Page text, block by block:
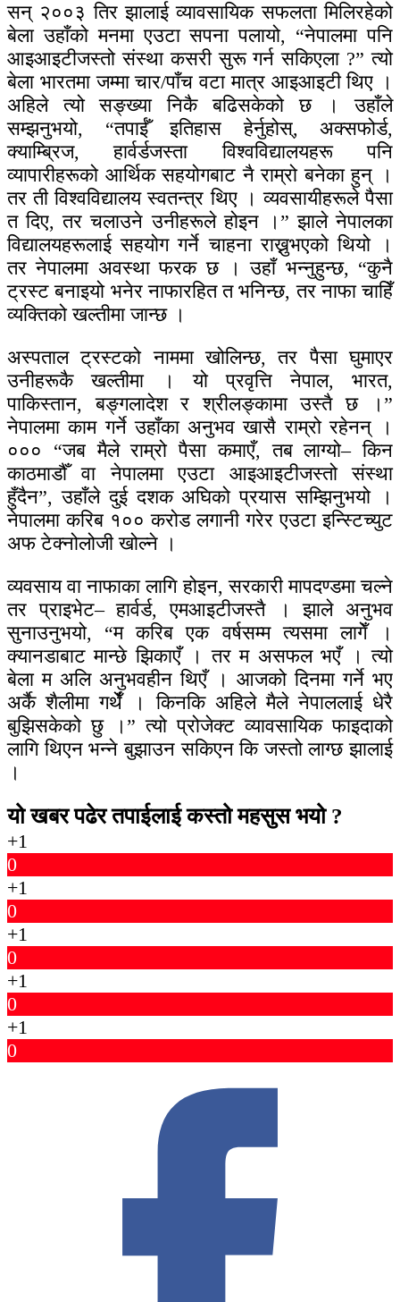
सन् २००३ तिर झालाई व्यावसायिक सफलता मिलिरहेको
बेला उहाँको मनमा एउटा सपना पलायो, “नेपालमा पनि
आइआइटीजस्तो संस्था कसरी सुरू गर्न सकिएला ?” त्यो
बेला भारतमा जम्मा चार/पाँच वटा मात्र आइआइटी थिए ।
अहिले त्यो सङ्ख्या निकै बढिसकेको छ । उहाँले
सम्झनुभयो, “तपाईँ इतिहास हेर्नुहोस्, अक्सफोर्ड,
क्याम्ब्रिज, हार्वर्डजस्ता विश्वविद्यालयहरू पनि
व्यापारीहरूको आर्थिक सहयोगबाट नै राम्रो बनेका हुन् ।
तर ती विश्वविद्यालय स्वतन्त्र थिए । व्यवसायीहरूले पैसा
त दिए, तर चलाउने उनीहरूले होइन ।” झाले नेपालका
विद्यालयहरूलाई सहयोग गर्ने चाहना राख्नुभएको थियो ।
तर नेपालमा अवस्था फरक छ । उहाँ भन्नुहुन्छ, “कुनै
ट्रस्ट बनाइयो भनेर नाफारहित त भनिन्छ, तर नाफा चाहिँ
व्यक्तिको खल्तीमा जान्छ ।
अस्पताल ट्रस्टको नाममा खोलिन्छ, तर पैसा घुमाएर
उनीहरूकै खल्तीमा । यो प्रवृत्ति नेपाल, भारत,
पाकिस्तान, बङ्गलादेश र श्रीलङ्कामा उस्तै छ ।”
नेपालमा काम गर्ने उहाँका अनुभव खासै राम्रो रहेनन् ।
००० “जब मैले राम्रो पैसा कमाएँ, तब लाग्यो– किन
काठमाडौँ वा नेपालमा एउटा आइआइटीजस्तो संस्था
हुँदैन”, उहाँले दुई दशक अघिको प्रयास सम्झिनुभयो ।
नेपालमा करिब १०० करोड लगानी गरेर एउटा इन्स्टिच्युट
अफ टेक्नोलोजी खोल्ने ।
व्यवसाय वा नाफाका लागि होइन, सरकारी मापदण्डमा चल्ने
तर प्राइभेट– हार्वर्ड, एमआइटीजस्तै । झाले अनुभव
सुनाउनुभयो, “म करिब एक वर्षसम्म त्यसमा लागेँ ।
क्यानडाबाट मान्छे झिकाएँ । तर म असफल भएँ । त्यो
बेला म अलि अनुभवहीन थिएँ । आजको दिनमा गर्ने भए
अर्कै शैलीमा गर्थेँ । किनकि अहिले मैले नेपाललाई धेरै
बुझिसकेको छु ।” त्यो प्रोजेक्ट व्यावसायिक फाइदाको
लागि थिएन भन्ने बुझाउन सकिएन कि जस्तो लाग्छ झालाई
।
यो खबर पढेर तपाईलाई कस्तो महसुस भयो ?
+1
0
+1
0
+1
0
+1
0
+1
0